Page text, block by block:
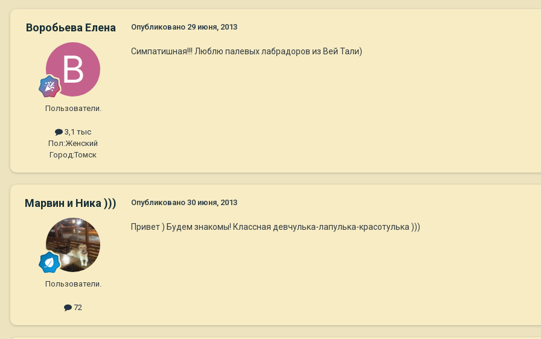
Воробьева Елена
Пользователи.
3,1 тыс
Пол:Женский
Город:Томск
Опубликовано 29 июня, 2013
Симпатишная!!! Люблю палевых лабрадоров из Вей Тали)
Марвин и Ника )))
Пользователи.
72
Опубликовано 30 июня, 2013
Привет ) Будем знакомы! Классная девчулька-лапулька-красотулька )))